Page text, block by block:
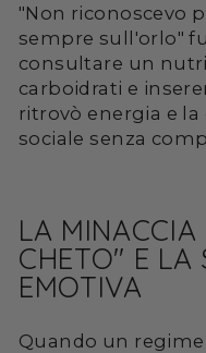
"Non riconoscevo
sempre sull'orlo"
consultare un
carboidrati e
ritrovò energia e la
sociale senza
LA
CHETO" E LA
EMOTIVA
Quando un